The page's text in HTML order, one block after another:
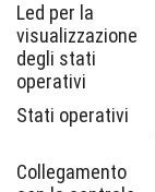
Led per la
visualizzazione
degli stati
operativi
Stati operativi
Collegamento